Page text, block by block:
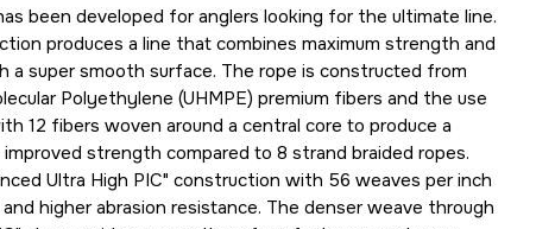
been developed for anglers looking for the ultimate line.
produces a line that combines maximum strength and
a super smooth surface. The rope is constructed from
Polyethylene (UHMPE) premium fibers and the use
12 fibers woven around a central core to produce a
strength compared to 8 strand braided ropes.
Ultra High PIC" construction with 56 weaves per inch
higher abrasion resistance. The denser weave through